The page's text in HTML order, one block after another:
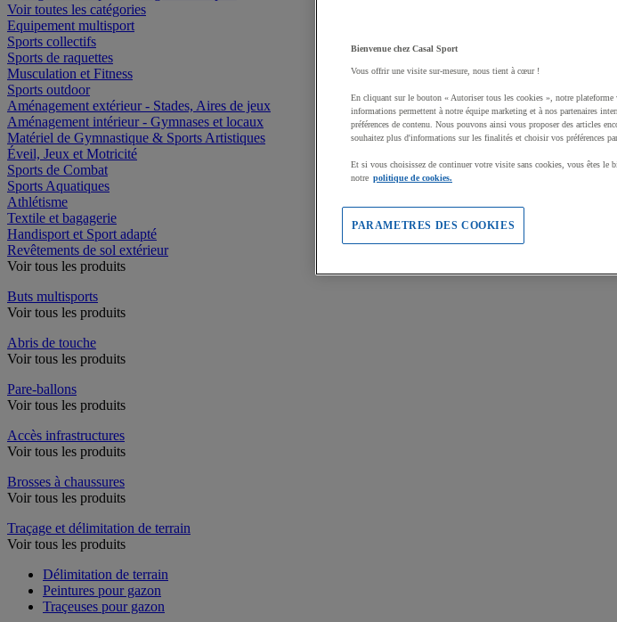
Voir toutes les catégories
Equipement multisport
Sports collectifs
Sports de raquettes
Musculation et Fitness
Sports outdoor
Aménagement extérieur - Stades, Aires de jeux
Aménagement intérieur - Gymnases et locaux
Matériel de Gymnastique & Sports Artistiques
Éveil, Jeux et Motricité
Sports de Combat
Sports Aquatiques
Athlétisme
Textile et bagagerie
Handisport et Sport adapté
Revêtements de sol extérieur
Voir tous les produits
Buts multisports
Voir tous les produits
Abris de touche
Voir tous les produits
Pare-ballons
Voir tous les produits
Accès infrastructures
Voir tous les produits
Brosses à chaussures
Voir tous les produits
Traçage et délimitation de terrain
Voir tous les produits
Délimitation de terrain
Peintures pour gazon
Traçeuses pour gazon
Bienvenue chez Casal Sport
Vous offrir une visite sur-mesure, nous tient à cœur !
En cliquant sur le bouton « Autoriser tous les cookies », notre plateforme
informations permettent à notre équipe marketing et à nos partenaires
préférences de contenu. Nous pouvons ainsi vous proposer des articles
souhaitez plus d'informations sur les finalités et choisir vos préférences
Et si vous choisissez de continuer votre visite sans cookies, vous êtes le
notre politique de cookies.
PARAMETRES DES COOKIES